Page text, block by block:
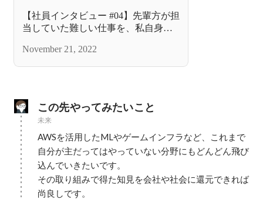
【社員インタビュー #04】先輩方が担
当していた難しい仕事を、私自身が
November 21, 2022
この先やってみたいこと
未来
AWSを活用したMLやゲームインフラなど、これまで
自分が主だってはやっていない分野にもどんどん飛び
込んでいきたいです。
その取り組みで得た知見を会社や社会に還元できれば
尚良しです。